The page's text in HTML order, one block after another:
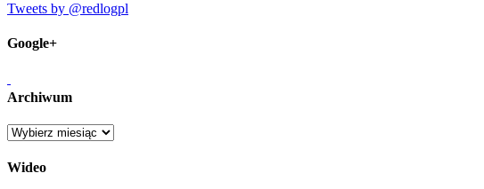
Tweets by @redlogpl
Google+
Archiwum
Archiwum
Wideo